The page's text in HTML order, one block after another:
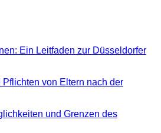
Ein Leitfaden zur Düsseldorfer
von Eltern nach der
und Grenzen des